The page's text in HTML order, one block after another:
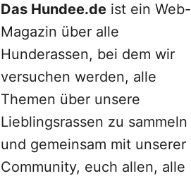
Das Hundee.deist ein Web-
Magazin über alle
Hunderassen, bei dem wir
versuchen werden, alle
Themen über unsere
Lieblingsrassen zu sammeln
und gemeinsam mit unserer
Community, euch allen, alle